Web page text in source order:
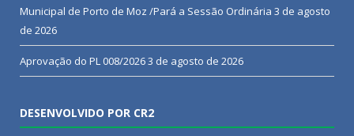
Municipal de Porto de Moz /Pará a Sessão Ordinária 3 de agosto
de 2026
Aprovação do PL 008/20263 de agosto de 2026
DESENVOLVIDO POR CR2